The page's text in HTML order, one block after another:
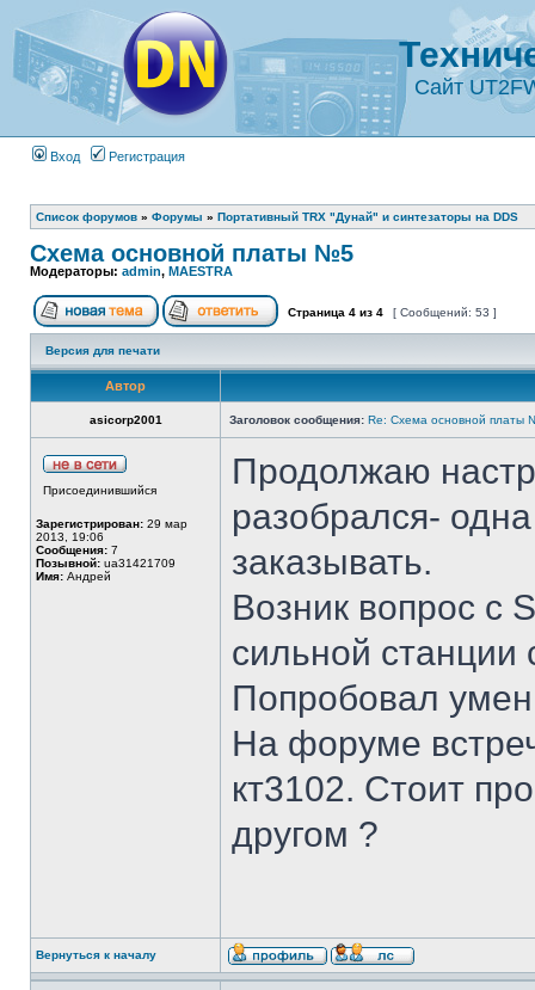
Сайт
Вход Регистрация
Список форумов » Форумы » Портативный TRX "Дунай" и синтезаторы на DDS
Cхема основной платы №5
Модераторы: admin, MAESTRA
Страница 4 из 4 [ Сообщений: 53 ]
Версия для печати
Автор
asicorp2001 Заголовок сообщения: Re: Cхема основной платы
Присоединившийся
Зарегистрирован: 29 мар
2013, 19:06
Сообщения: 7
Позывной: ua31421709
Имя: Андрей
Продолжаю
разобрался-
заказывать.
Возник вопрос с
сильной станции
Попробовал
На форуме
кт3102. Стоит
другом ?
Вернуться к началу